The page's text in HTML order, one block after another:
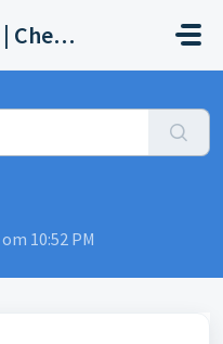
Helpdesk Biocides | Chemicals | Products
10:52 PM